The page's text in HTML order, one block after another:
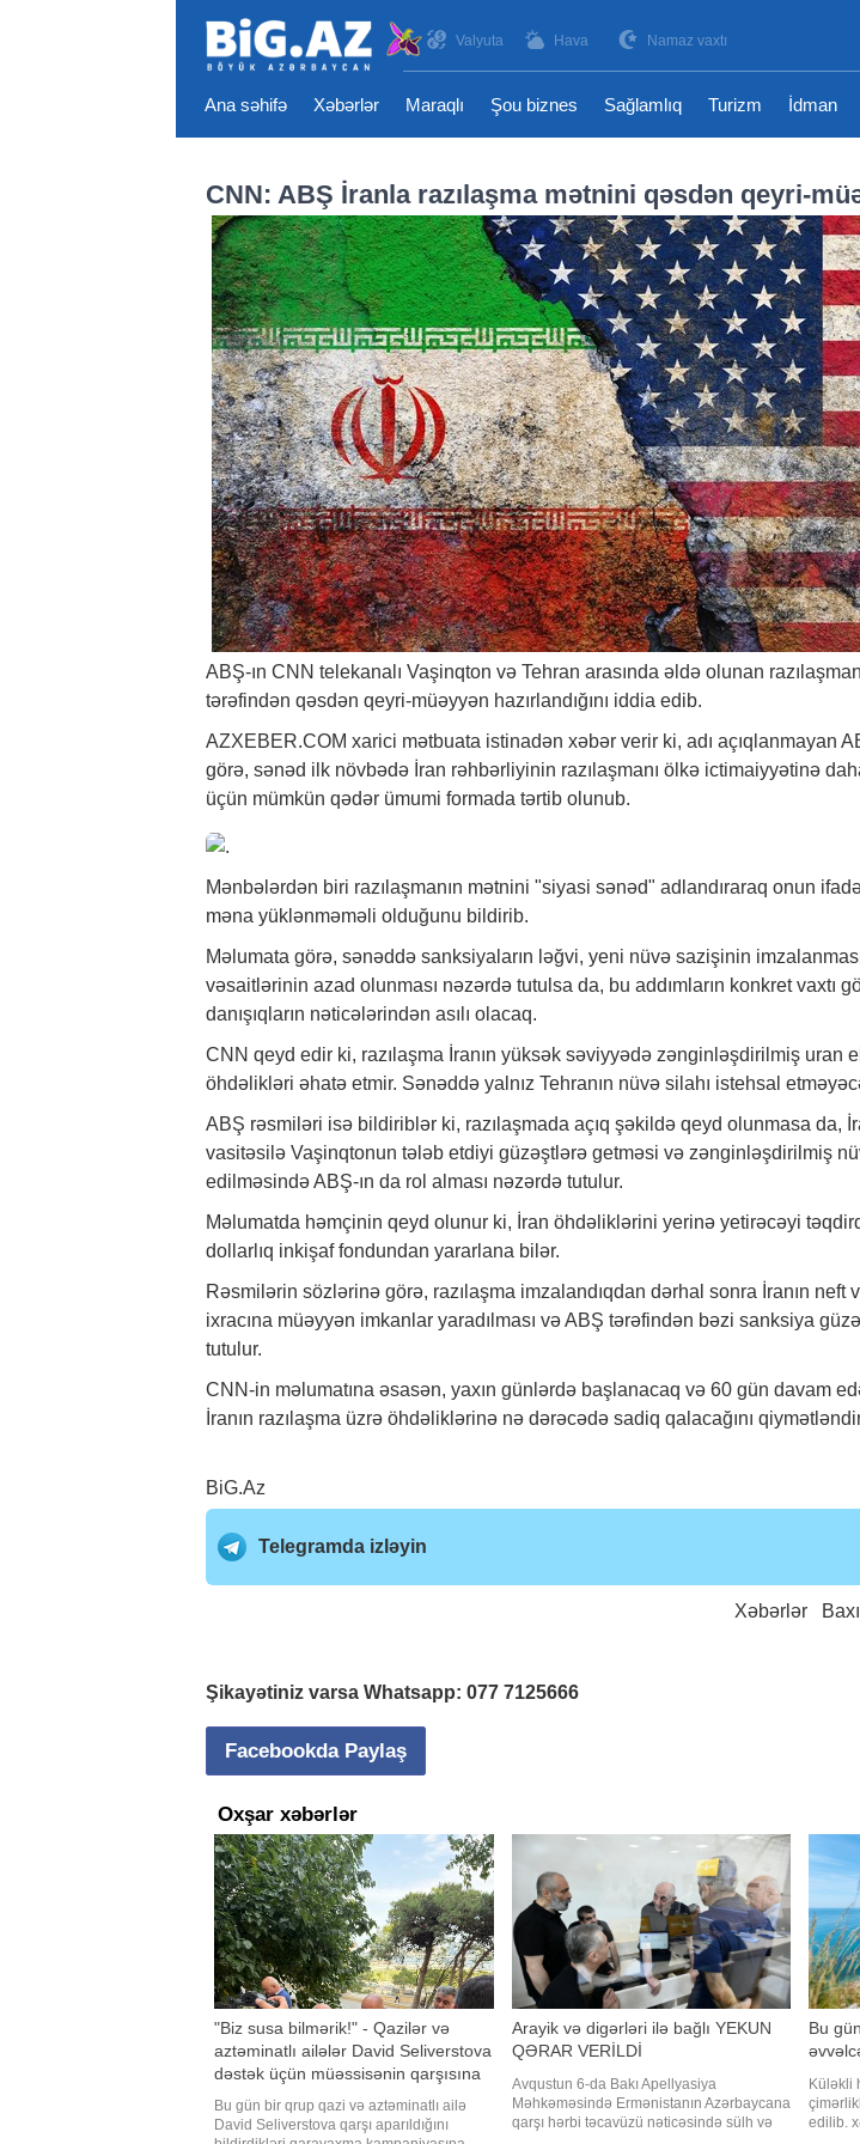
Valyuta Hava Namaz vaxtı
Ana səhifə Xəbərlər Maraqlı Şou biznes Sağlamlıq Turizm İdman
CNN: ABŞ İranla razılaşma mətnini qəsdən qeyri-
ABŞ-ın CNN telekanalı Vaşinqton və Tehran arasında əldə olunan
tərəfindən qəsdən qeyri-müəyyən hazırlandığını iddia edib.
AZXEBER.COM xarici mətbuata istinadən xəbər verir ki, adı açıqlanmayan
görə, sənəd ilk növbədə İran rəhbərliyinin razılaşmanı ölkə ictimaiyyətinə
üçün mümkün qədər ümumi formada tərtib olunub.
Mənbələrdən biri razılaşmanın mətnini "siyasi sənəd" adlandıraraq onun
məna yüklənməməli olduğunu bildirib.
Məlumata görə, sənəddə sanksiyaların ləğvi, yeni nüvə sazişinin
vəsaitlərinin azad olunması nəzərdə tutulsa da, bu addımların konkret vaxtı
danışıqların nəticələrindən asılı olacaq.
CNN qeyd edir ki, razılaşma İranın yüksək səviyyədə zənginləşdirilmiş uran
öhdəlikləri əhatə etmir. Sənəddə yalnız Tehranın nüvə silahı istehsal
ABŞ rəsmiləri isə bildiriblər ki, razılaşmada açıq şəkildə qeyd olunmasa da,
vasitəsilə Vaşinqtonun tələb etdiyi güzəştlərə getməsi və zənginləşdirilmiş
edilməsində ABŞ-ın da rol alması nəzərdə tutulur.
Məlumatda həmçinin qeyd olunur ki, İran öhdəliklərini yerinə yetirəcəyi
dollarlıq inkişaf fondundan yararlana bilər.
Rəsmilərin sözlərinə görə, razılaşma imzalandıqdan dərhal sonra İranın neft
ixracına müəyyən imkanlar yaradılması və ABŞ tərəfindən bəzi sanksiya
tutulur.
CNN-in məlumatına əsasən, yaxın günlərdə başlanacaq və 60 gün davam
İranın razılaşma üzrə öhdəliklərinə nə dərəcədə sadiq qalacağını
BiG.Az
Telegramda izləyin
Xəbərlər
Şikayətiniz varsa Whatsapp: 077 7125666
Facebookda Paylaş
Oxşar xəbərlər
"Biz susa bilmərik!" - Qazilər və
aztəminatlı ailələr David Seliverstova
dəstək üçün müəssisənin qarşısına
toplaşdı
Bu gün bir qrup qazi və aztəminatlı ailə
David Seliverstova qarşı aparıldığını
Arayik və digərləri ilə bağlı YEKUN
QƏRAR VERİLDİ
Avqustun 6-da Bakı Apellyasiya
Məhkəməsində Ermənistanın Azərbaycana
qarşı hərbi təcavüzü nəticəsində sülh və
Bu
Küləkli
edilib.